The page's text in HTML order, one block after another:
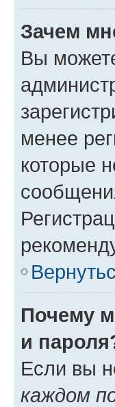
Зачем
Вы
менее
которые
Почему
и
Если вы
каждом